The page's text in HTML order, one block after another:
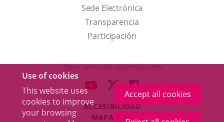
Use of cookies
This website uses
cookies to improve
your browsing
Accept all cookies
link
will
open
a
up
window.
Sede Electrónica
Transparencia
Participación
Otras webs del ayuntamiento
LINK
EXTERNAL
LINK
TO
EXTERNAL
LINK
TO
EXTERNAL
ACCESIBILIDAD
MAPA WEB